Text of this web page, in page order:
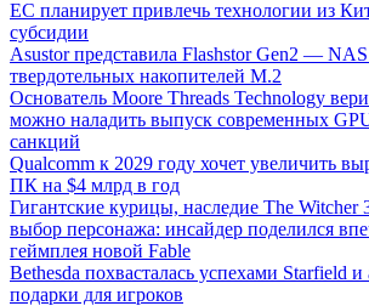
ЕС планирует привлечь технологии из
субсидии
Asustor представила Flashstor Gen2 —
твердотельных накопителей M.2
Основатель Moore Threads Technology
можно наладить выпуск современных
санкций
Qualcomm к 2029 году хочет увеличить
ПК на $4 млрд в год
Гигантские курицы, наследие The Witcher
выбор персонажа: инсайдер поделился
геймплея новой Fable
Bethesda похвасталась успехами Starfield
подарки для игроков